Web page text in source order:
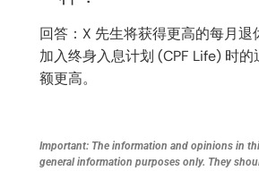
回答：X 先生将获得更高的每月退
加入终身入息计划 (CPF Life) 时
额更高。
Important: The information and opinions in
general information purposes only. They